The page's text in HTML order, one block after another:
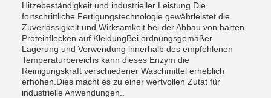
Hitzebeständigkeit und industrieller Leistung.Die
fortschrittliche Fertigungstechnologie gewährleistet die
Zuverlässigkeit und Wirksamkeit bei der Abbau von harten
Proteinflecken auf KleidungBei ordnungsgemäßer
Lagerung und Verwendung innerhalb des empfohlenen
Temperaturbereichs kann dieses Enzym die
Reinigungskraft verschiedener Waschmittel erheblich
erhöhen.Dies macht es zu einer wertvollen Zutat für
industrielle Anwendungen..